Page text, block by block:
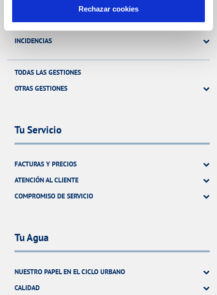
Rechazar cookies
MODIFICACIÓN DE DATOS
INCIDENCIAS
TODAS LAS GESTIONES
OTRAS GESTIONES
Tu Servicio
FACTURAS Y PRECIOS
ATENCIÓN AL CLIENTE
COMPROMISO DE SERVICIO
Tu Agua
NUESTRO PAPEL EN EL CICLO URBANO
CALIDAD